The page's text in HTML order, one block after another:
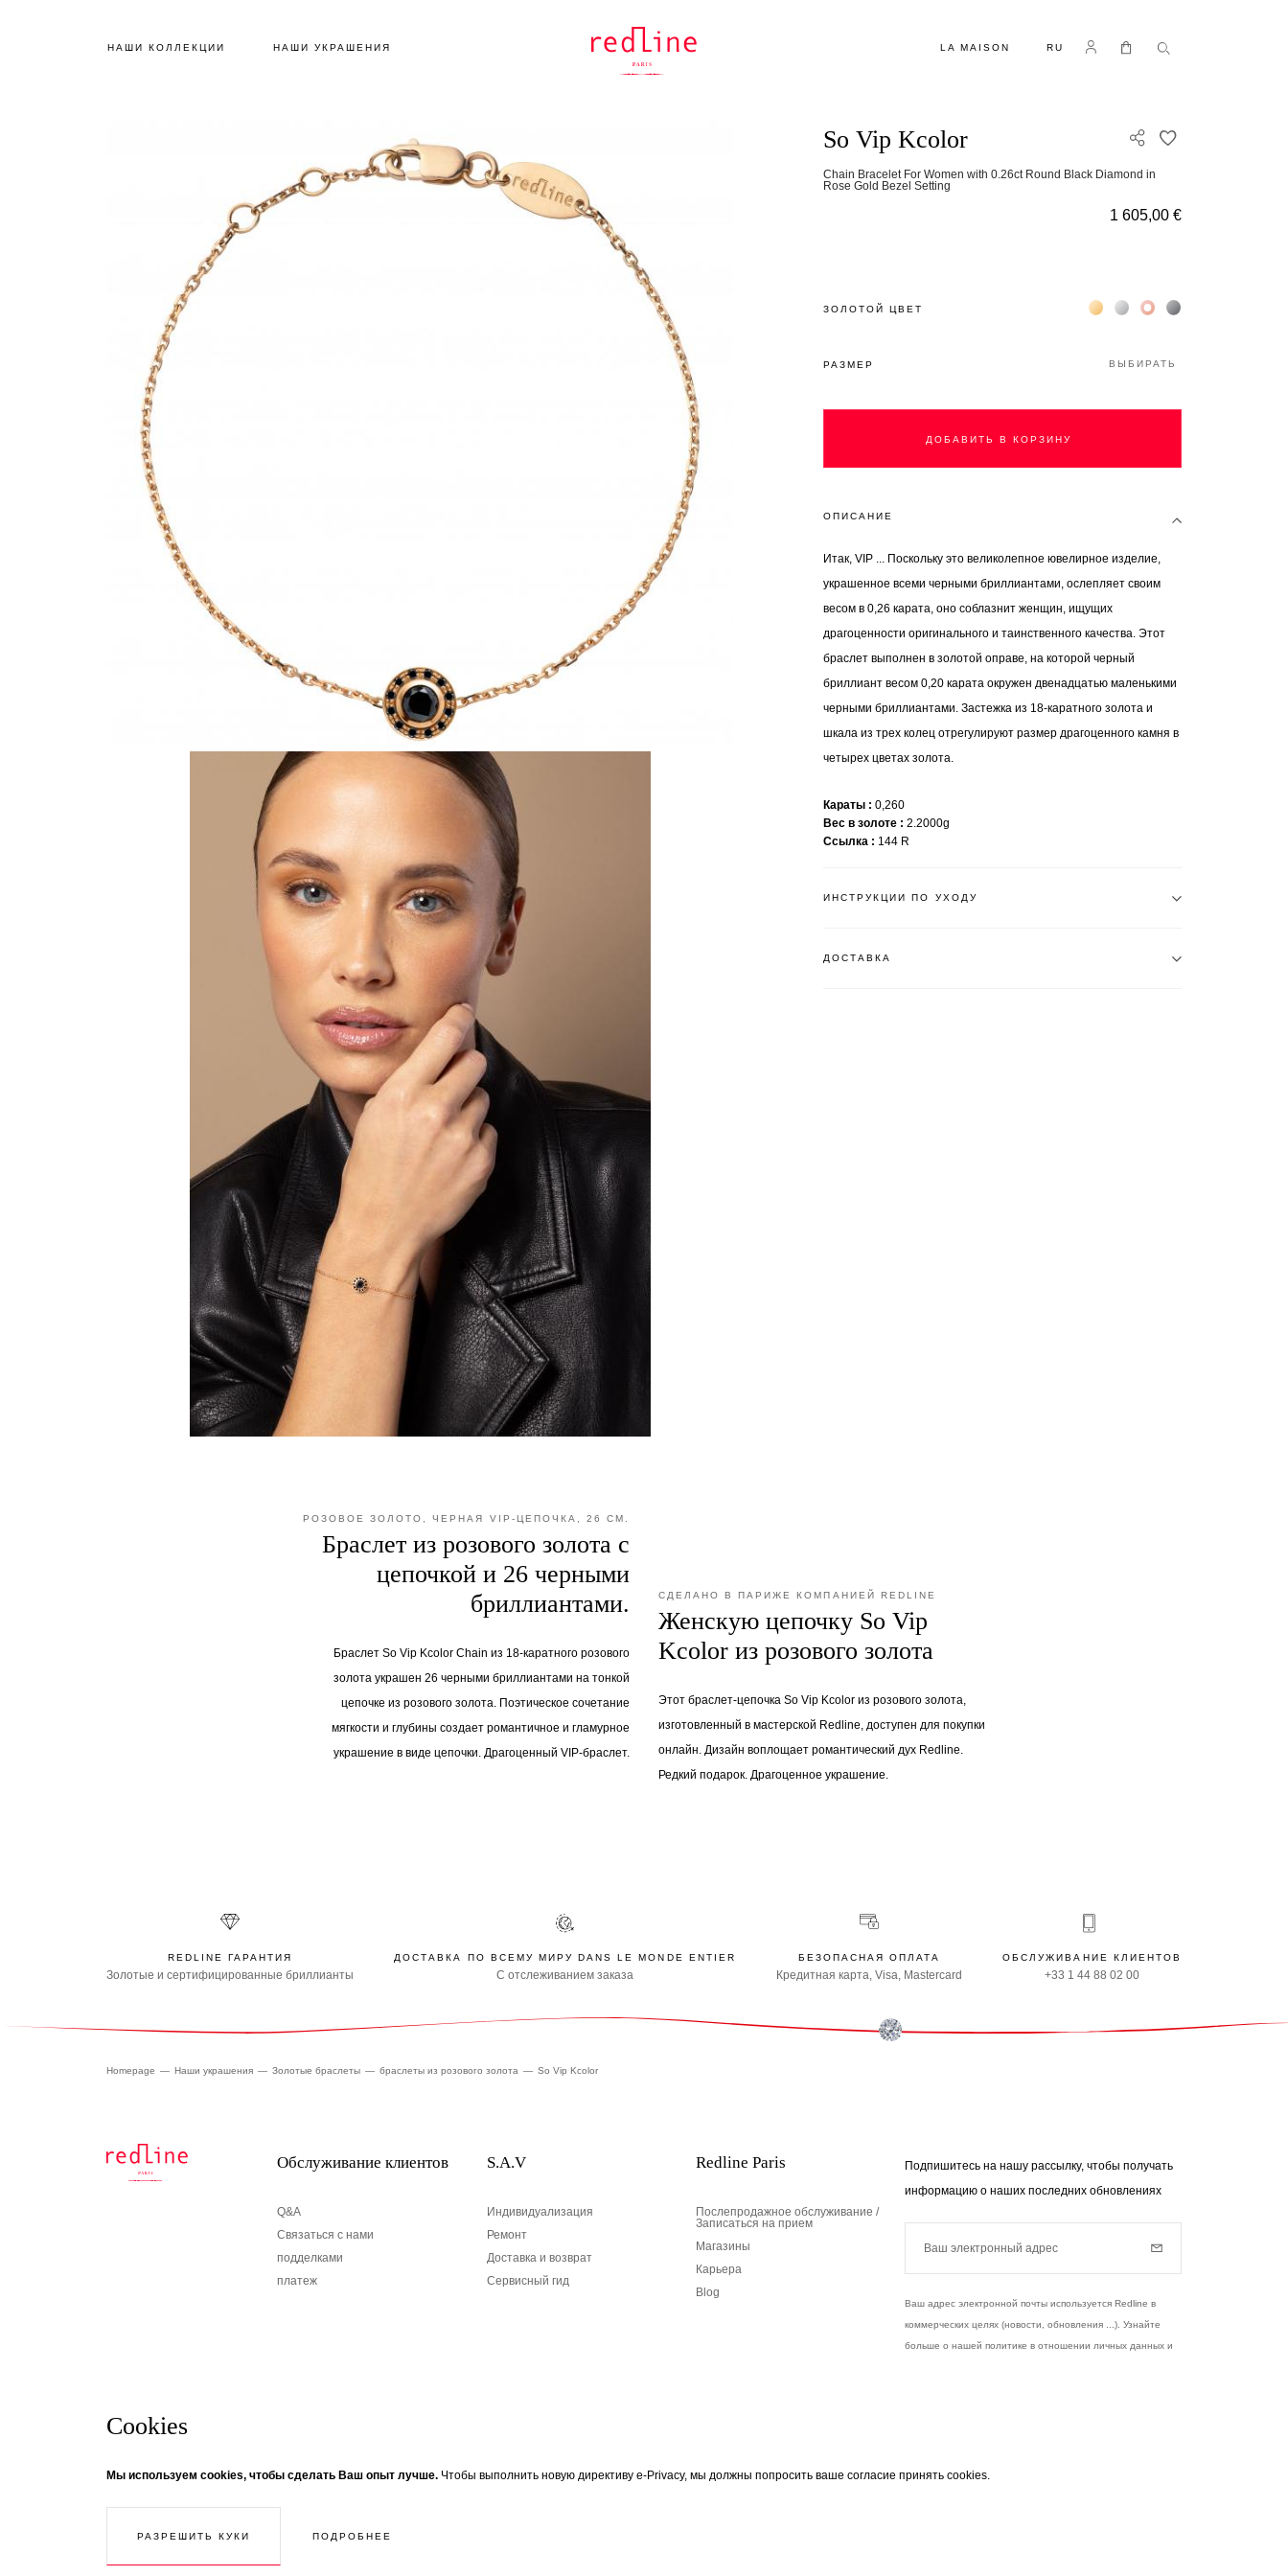
Cookies
Мы используем cookies, чтобы сделать Ваш опыт лучше. Чтобы выполнить новую директиву e-Privacy, мы должны попросить ваше согласие принять cookies.
РАЗРЕШИТЬ КУКИ ПОДРОБНЕЕ
НАШИ КОЛЛЕКЦИИ НАШИ УКРАШЕНИЯ LA MAISON RU Log in Моя корзина
So Vip Kcolor
Chain Bracelet For Women with 0.26ct Round Black Diamond in
Rose Gold Bezel Setting
1 605,00 €
ЗОЛОТОЙ ЦВЕТ Жёлтое золото 18К
Белое золото 18К
Розовое золото 18К
Чёрное золото 18К
РАЗМЕР ВЫБИРАТЬ
ДОБАВИТЬ В КОРЗИНУ
ОПИСАНИЕ
Итак, VIP ... Поскольку это великолепное ювелирное изделие,
украшенное всеми черными бриллиантами, ослепляет своим
весом в 0,26 карата, оно соблазнит женщин, ищущих
драгоценности оригинального и таинственного качества. Этот
браслет выполнен в золотой оправе, на которой черный
бриллиант весом 0,20 карата окружен двенадцатью маленькими
черными бриллиантами. Застежка из 18-каратного золота и
шкала из трех колец отрегулируют размер драгоценного камня в
четырех цветах золота.
Караты
0,260
Вес в золоте
2.2000g
Ссылка
144 R
ИНСТРУКЦИИ ПО УХОДУ
ДОСТАВКА
РОЗОВОЕ ЗОЛОТО, ЧЕРНАЯ VIP-ЦЕПОЧКА, 26 СМ.
Браслет из розового золота с
цепочкой и 26 черными
бриллиантами.
Браслет So Vip Kcolor Chain из 18-каратного розового
золота украшен 26 черными бриллиантами на тонкой
цепочке из розового золота. Поэтическое сочетание
мягкости и глубины создает романтичное и гламурное
украшение в виде цепочки. Драгоценный VIP-браслет.
СДЕЛАНО В ПАРИЖЕ КОМПАНИЕЙ REDLINE
Женскую цепочку So Vip
Kcolor из розового золота
Этот браслет-цепочка So Vip Kcolor из розового золота,
изготовленный в мастерской Redline, доступен для покупки
онлайн. Дизайн воплощает романтический дух Redline.
Редкий подарок. Драгоценное украшение.
REDLINE ГАРАНТИЯ
Золотые и сертифицированные бриллианты
ДОСТАВКА ПО ВСЕМУ МИРУ DANS LE MONDE ENTIER
С отслеживанием заказа
БЕЗОПАСНАЯ ОПЛАТА
Кредитная карта, Visa, Mastercard
ОБСЛУЖИВАНИЕ КЛИЕНТОВ
+33 1 44 88 02 00
Homepage Наши украшения Золотые браслеты браслеты из розового золота So Vip Kcolor
Обслуживание клиентов
Q&A
Связаться с нами
подделками
платеж
S.A.V
Индивидуализация
Ремонт
Доставка и возврат
Сервисный гид
Redline Paris
Послепродажное обслуживание /
Записаться на прием
Магазины
Карьера
Blog
Подпишитесь на нашу рассылку, чтобы получать
информацию о наших последних обновлениях
Ваш электронный адрес
Ваш адрес электронной почты используется Redline в
коммерческих целях (новости, обновления ...). Узнайте
больше о нашей политике в отношении личных данных и
| Возвращение
бюллетень